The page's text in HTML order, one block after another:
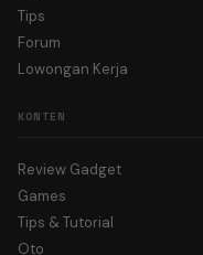
Tips
Forum
Lowongan Kerja
KONTEN
Review Gadget
Games
Tips & Tutorial
Oto